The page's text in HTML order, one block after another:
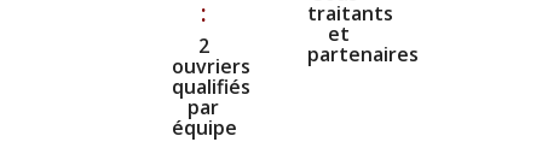
:
2
ouvriers
qualifiés
par
équipe
traitants
et
partenaires